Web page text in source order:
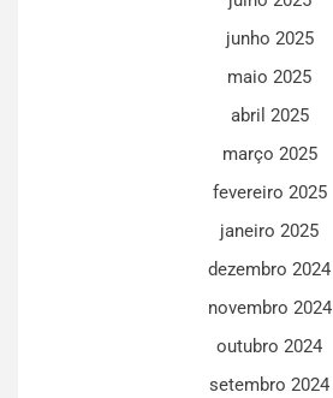
junho 2025
maio 2025
abril 2025
março 2025
fevereiro 2025
janeiro 2025
dezembro 2024
novembro 2024
outubro 2024
setembro 2024